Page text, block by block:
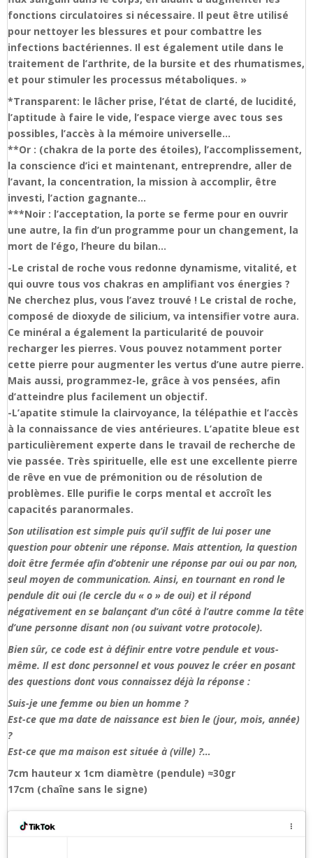
fonctions circulatoires si nécessaire. Il peut être utilisé
pour nettoyer les blessures et pour combattre les
infections bactériennes. Il est également utile dans le
traitement de l’arthrite, de la bursite et des rhumatismes,
et pour stimuler les processus métaboliques. »
*Transparent: le lâcher prise, l’état de clarté, de lucidité,
l’aptitude à faire le vide, l’espace vierge avec tous ses
possibles, l’accès à la mémoire universelle…
**Or : (chakra de la porte des étoiles), l’accomplissement,
la conscience d’ici et maintenant, entreprendre, aller de
l’avant, la concentration, la mission à accomplir, être
investi, l’action gagnante…
***Noir : l’acceptation, la porte se ferme pour en ouvrir
une autre, la fin d’un programme pour un changement, la
mort de l’égo, l’heure du bilan…
-Le cristal de roche vous redonne dynamisme, vitalité, et
qui ouvre tous vos chakras en amplifiant vos énergies ?
Ne cherchez plus, vous l’avez trouvé ! Le cristal de roche,
composé de dioxyde de silicium, va intensifier votre aura.
Ce minéral a également la particularité de pouvoir
recharger les pierres. Vous pouvez notamment porter
cette pierre pour augmenter les vertus d’une autre pierre.
Mais aussi, programmez-le, grâce à vos pensées, afin
d’atteindre plus facilement un objectif.
-L’apatite stimule la clairvoyance, la télépathie et l’accès
à la connaissance de vies antérieures. L’apatite bleue est
particulièrement experte dans le travail de recherche de
vie passée. Très spirituelle, elle est une excellente pierre
de rêve en vue de prémonition ou de résolution de
problèmes. Elle purifie le corps mental et accroît les
capacités paranormales.
Son utilisation est simple puis qu’il suffit de lui poser une
question pour obtenir une réponse. Mais attention, la question
doit être fermée afin d’obtenir une réponse par oui ou par non,
seul moyen de communication. Ainsi, en tournant en rond le
pendule dit oui (le cercle du « o » de oui) et il répond
négativement en se balançant d’un côté à l’autre comme la tête
d’une personne disant non (ou suivant votre protocole).
Bien sûr, ce code est à définir entre votre pendule et vous-
même. Il est donc personnel et vous pouvez le créer en posant
des questions dont vous connaissez déjà la réponse :
Suis-je une femme ou bien un homme ?
Est-ce que ma date de naissance est bien le (jour, mois, année)
?
Est-ce que ma maison est située à (ville) ?…
7cm hauteur x 1cm diamètre (pendule) ≈30gr
17cm (chaîne sans le signe)